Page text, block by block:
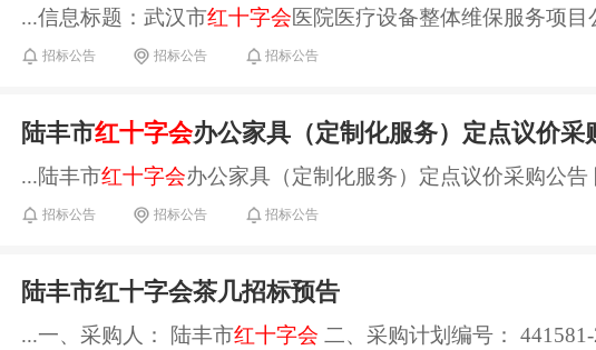
...信息标题：武汉市红十字会 医院医疗设备整体维保服务项
招标公告 招标公告 招标公告
陆丰市红十字会办公家具（定制化服务）定点议价采
...陆丰市红十字会办公家具（定制化服务）定点议价采购公告
招标公告 招标公告 招标公告
陆丰市红十字会茶几招标预告
...一、采购人： 陆丰市红十字会 二、采购计划编号：